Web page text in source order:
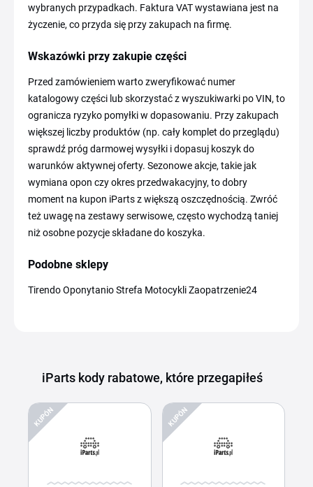
wybranych przypadkach. Faktura VAT wystawiana jest na
życzenie, co przyda się przy zakupach na firmę.
Wskazówki przy zakupie części
Przed zamówieniem warto zweryfikować numer
katalogowy części lub skorzystać z wyszukiwarki po VIN, to
ogranicza ryzyko pomyłki w dopasowaniu. Przy zakupach
większej liczby produktów (np. cały komplet do przeglądu)
sprawdź próg darmowej wysyłki i dopasuj koszyk do
warunków aktywnej oferty. Sezonowe akcje, takie jak
wymiana opon czy okres przedwakacyjny, to dobry
moment na kupon iParts z większą oszczędnością. Zwróć
też uwagę na zestawy serwisowe, często wychodzą taniej
niż osobne pozycje składane do koszyka.
Podobne sklepy
Tirendo Oponytanio Strefa Motocykli Zaopatrzenie24
iParts kody rabatowe, które przegapiłeś
KUPÓN KUPÓN